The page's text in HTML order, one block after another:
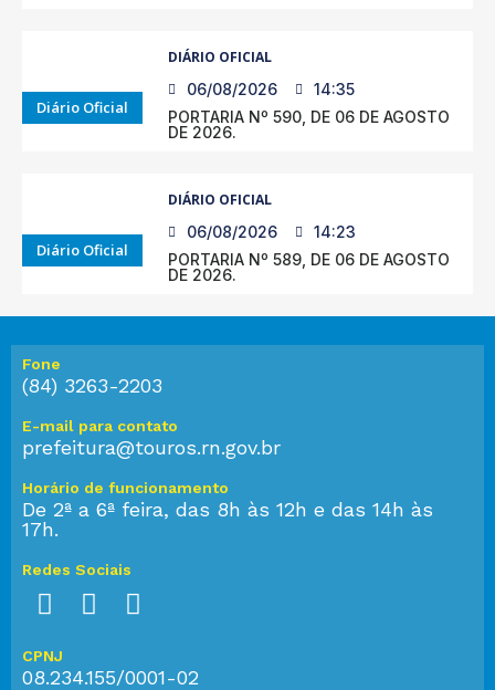
Diário Oficial
DIÁRIO OFICIAL
06/08/2026
14:35
PORTARIA Nº 590, DE 06 DE AGOSTO
DE 2026.
Diário Oficial
DIÁRIO OFICIAL
06/08/2026
14:23
PORTARIA Nº 589, DE 06 DE AGOSTO
DE 2026.
Fone
(84) 3263-2203
E-mail para contato
prefeitura@touros.rn.gov.br
Horário de funcionamento
De 2ª a 6ª feira, das 8h às 12h e das 14h às
17h.
Redes Sociais
CPNJ
08.234.155/0001-02